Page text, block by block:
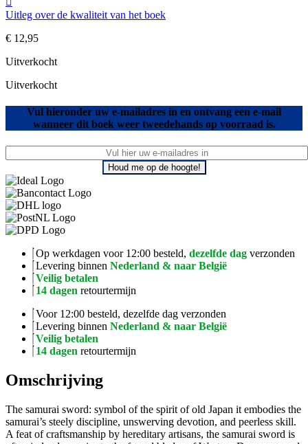
Uitleg over de kwaliteit van het boek
€ 12,95
Uitverkocht
Uitverkocht
Vul hieronder uw e-mailadres in en ontvang een e-mail
wanneer dit boek weer tweedehands op voorraad is.
Houd me op de hoogte!
Op werkdagen voor 12:00 besteld, dezelfde dag verzonden
Levering binnen Nederland & naar België
Veilig betalen
14 dagen retourtermijn
Voor 12:00 besteld, dezelfde dag verzonden
Levering binnen Nederland & naar België
Veilig betalen
14 dagen retourtermijn
Omschrijving
The samurai sword: symbol of the spirit of old Japan it embodies the
samurai’s steely discipline, unswerving devotion, and peerless skill.
A feat of craftsmanship by hereditary artisans, the samurai sword is